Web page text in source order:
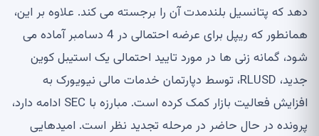
دهد که پتانسیل بلندمدت آن را برجسته می کند. علاوه بر این،
همانطور که ریپل برای عرضه احتمالی در 4 دسامبر آماده می
شود، گمانه زنی ها در مورد تایید احتمالی یک استیبل کوین
جدید، RLUSD، توسط دپارتمان خدمات مالی نیویورک به
افزایش فعالیت بازار کمک کرده است. مبارزه با SEC ادامه دارد،
پرونده در حال حاضر در مرحله تجدید نظر است. امیدهایی